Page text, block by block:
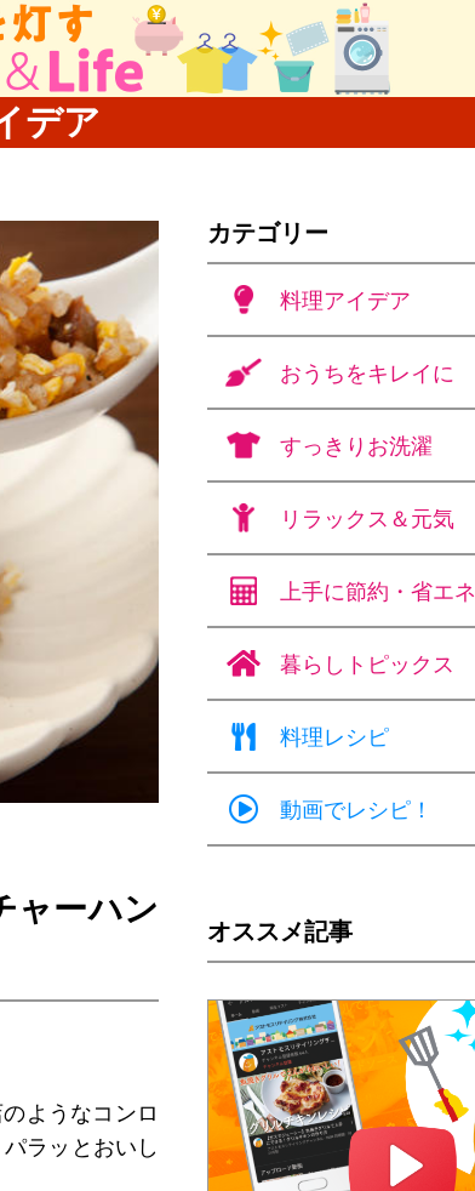
デア
カテゴリー
料理アイデア
おうちをキレイに
すっきりお洗濯
リラックス＆元気
上手に節約・省エネ
暮らしトピックス
料理レシピ
動画でレシピ！
オススメ記事
ャーハン
ようなコンロ
ラッとおいし